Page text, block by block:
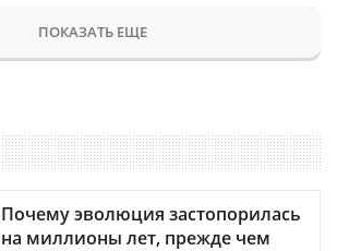
ПОКАЗАТЬ ЕЩЕ
Почему эволюция застопорилась
на миллионы лет, прежде чем